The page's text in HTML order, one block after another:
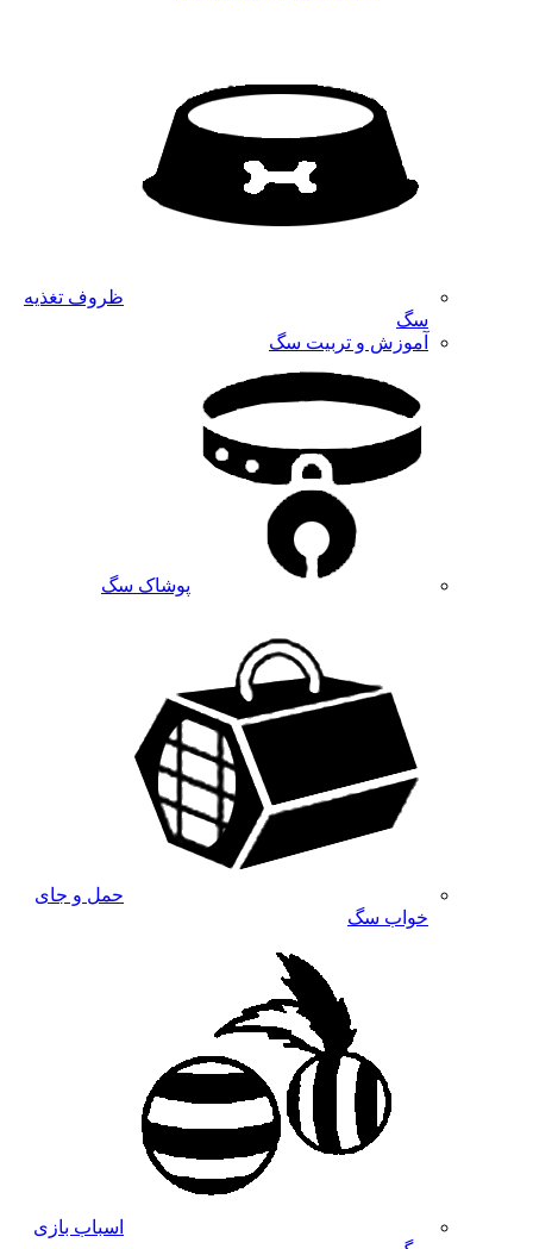
ظروف تغذیه
سگ
آموزش و تربیت سگ
پوشاک سگ
حمل و جای
خواب سگ
اسباب بازی